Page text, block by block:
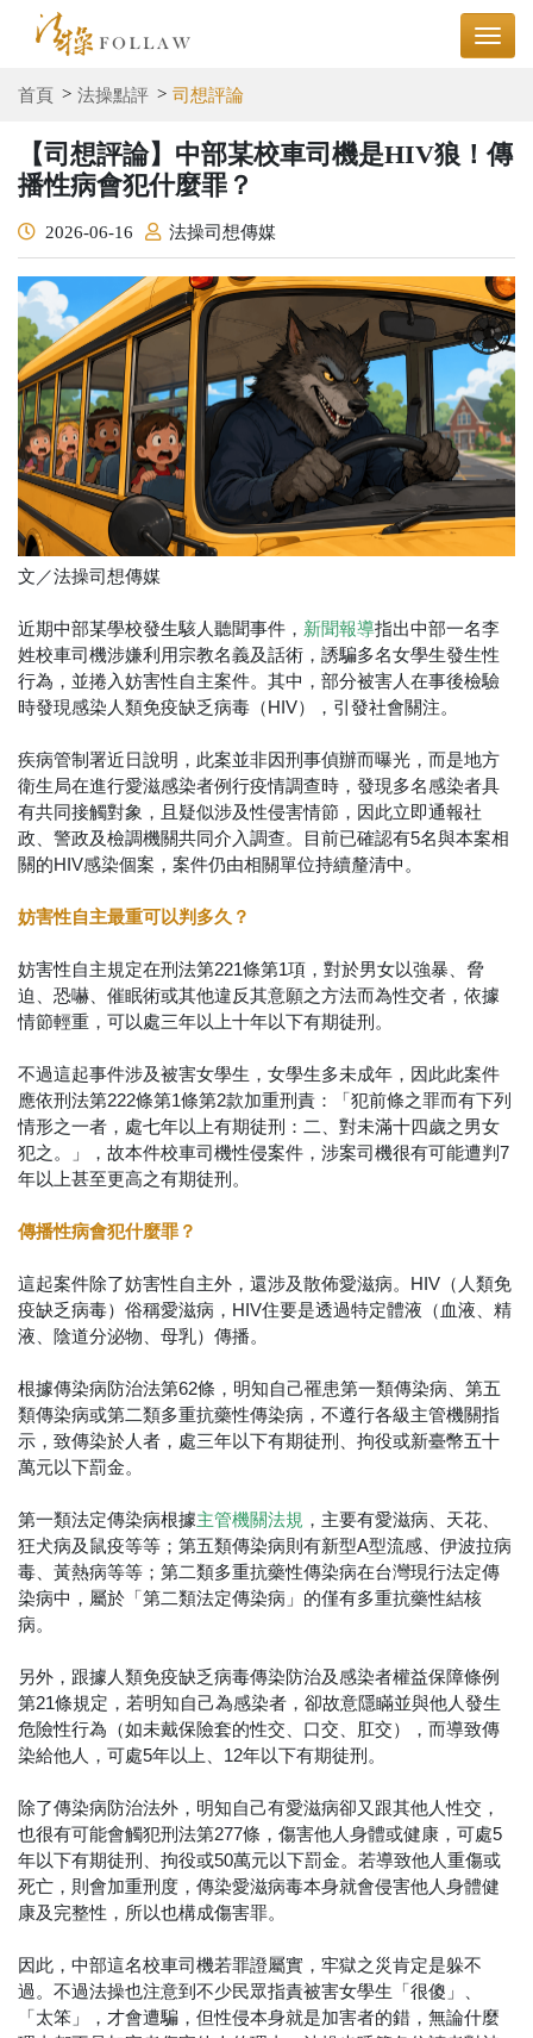
首頁 法操點評 司想評論
【司想評論】中部某校車司機是HIV狼！傳
播性病會犯什麼罪？
2026-06-16 法操司想傳媒
文／法操司想傳媒
近期中部某學校發生駭人聽聞事件， 新聞報導指出中部一名李
姓校車司機涉嫌利用宗教名義及話術，誘騙多名女學生發生性
行為，並捲入妨害性自主案件。其中，部分被害人在事後檢驗
時發現感染人類免疫缺乏病毒（HIV），引發社會關注。
疾病管制署近日說明，此案並非因刑事偵辦而曝光，而是地方
衛生局在進行愛滋感染者例行疫情調查時，發現多名感染者具
有共同接觸對象，且疑似涉及性侵害情節，因此立即通報社
政、警政及檢調機關共同介入調查。目前已確認有5名與本案相
關的HIV感染個案，案件仍由相關單位持續釐清中。
妨害性自主最重可以判多久？
妨害性自主規定在刑法第221條第1項，對於男女以強暴、脅
迫、恐嚇、催眠術或其他違反其意願之方法而為性交者，依據
情節輕重，可以處三年以上十年以下有期徒刑。
不過這起事件涉及被害女學生，女學生多未成年，因此此案件
應依刑法第222條第1條第2款加重刑責：「犯前條之罪而有下列
情形之一者，處七年以上有期徒刑：二、對未滿十四歲之男女
犯之。」，故本件校車司機性侵案件，涉案司機很有可能遭判7
年以上甚至更高之有期徒刑。
傳播性病會犯什麼罪？
這起案件除了妨害性自主外，還涉及散佈愛滋病。HIV（人類免
疫缺乏病毒）俗稱愛滋病，HIV住要是透過特定體液（血液、精
液、陰道分泌物、母乳）傳播。
根據傳染病防治法第62條，明知自己罹患第一類傳染病、第五
類傳染病或第二類多重抗藥性傳染病，不遵行各級主管機關指
示，致傳染於人者，處三年以下有期徒刑、拘役或新臺幣五十
萬元以下罰金。
第一類法定傳染病根據主管機關法規 ，主要有愛滋病、天花、
狂犬病及鼠疫等等；第五類傳染病則有新型A型流感、伊波拉病
毒、黃熱病等等；第二類多重抗藥性傳染病在台灣現行法定傳
染病中，屬於「第二類法定傳染病」的僅有多重抗藥性結核
病。
另外，跟據人類免疫缺乏病毒傳染防治及感染者權益保障條例
第21條規定，若明知自己為感染者，卻故意隱瞞並與他人發生
危險性行為（如未戴保險套的性交、口交、肛交），而導致傳
染給他人，可處5年以上、12年以下有期徒刑。
除了傳染病防治法外，明知自己有愛滋病卻又跟其他人性交，
也很有可能會觸犯刑法第277條，傷害他人身體或健康，可處5
年以下有期徒刑、拘役或50萬元以下罰金。若導致他人重傷或
死亡，則會加重刑度，傳染愛滋病毒本身就會侵害他人身體健
康及完整性，所以也構成傷害罪。
因此，中部這名校車司機若罪證屬實，牢獄之災肯定是躲不
過。不過法操也注意到不少民眾指責被害女學生「很傻」、
「太笨」，才會遭騙，但性侵本身就是加害者的錯，無論什麼